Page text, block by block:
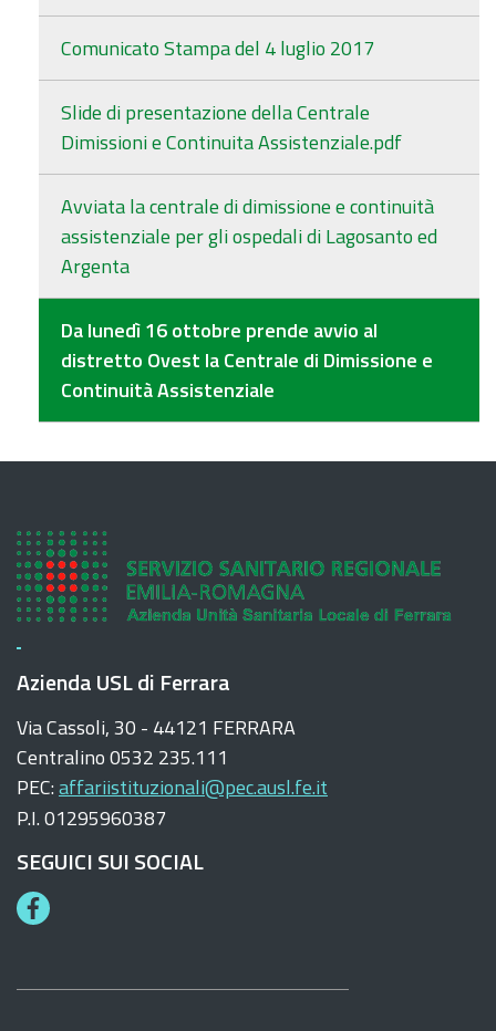
Comunicato Stampa del 4 luglio 2017
Slide di presentazione della Centrale
Dimissioni e Continuita Assistenziale.pdf
Avviata la centrale di dimissione e continuità
assistenziale per gli ospedali di Lagosanto ed
Argenta
Da lunedì 16 ottobre prende avvio al
distretto Ovest la Centrale di Dimissione e
Continuità Assistenziale
Azienda USL di Ferrara
Via Cassoli, 30 - 44121 FERRARA
Centralino 0532 235.111
PEC:affariistituzionali@pec.ausl.fe.it
P.I. 01295960387
SEGUICI SUI SOCIAL
F
e